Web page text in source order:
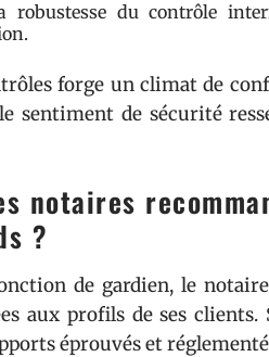
robustesse du contrôle
forge un climat de
sentiment de sécurité
notaires
?
de gardien, le
aux profils de ses
éprouvés et